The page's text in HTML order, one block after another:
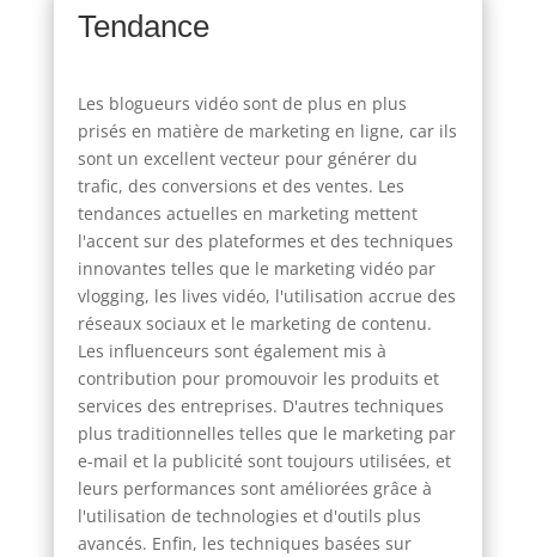
Tendance
Les blogueurs vidéo sont de plus en plus
prisés en matière de marketing en ligne, car ils
sont un excellent vecteur pour générer du
trafic, des conversions et des ventes. Les
tendances actuelles en marketing mettent
l'accent sur des plateformes et des techniques
innovantes telles que le marketing vidéo par
vlogging, les lives vidéo, l'utilisation accrue des
réseaux sociaux et le marketing de contenu.
Les influenceurs sont également mis à
contribution pour promouvoir les produits et
services des entreprises. D'autres techniques
plus traditionnelles telles que le marketing par
e-mail et la publicité sont toujours utilisées, et
leurs performances sont améliorées grâce à
l'utilisation de technologies et d'outils plus
avancés. Enfin, les techniques basées sur